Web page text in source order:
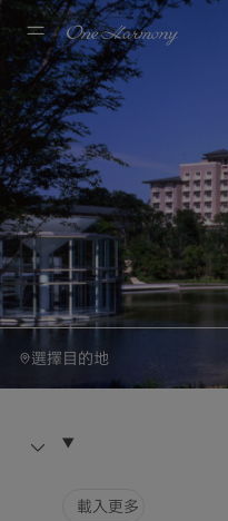
千葉科技園
選擇目的地
載入更多